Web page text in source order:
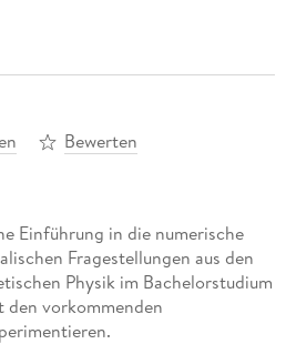
Bewerten
Einführung in die numerische
Fragestellungen aus den
Physik im Bachelorstudium
vorkommenden